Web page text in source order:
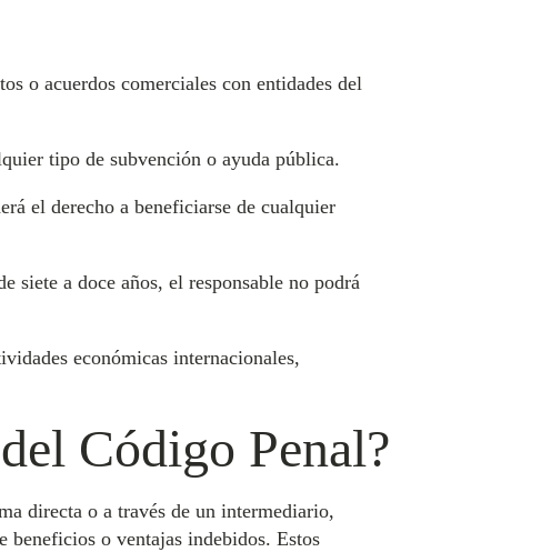
o acuerdos comerciales con entidades del
tipo de subvención o ayuda pública.
el derecho a beneficiarse de cualquier
siete a doce años, el responsable no podrá
económicas internacionales,
Código Penal?
directa o a través de un intermediario,
o ventajas indebidos. Estos